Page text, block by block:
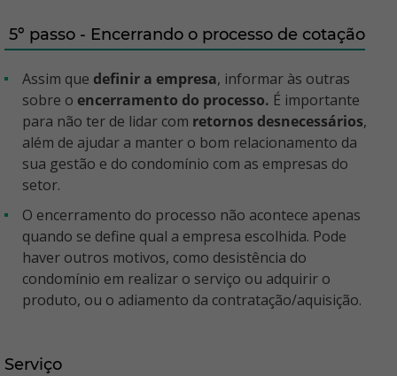
5º passo - Encerrando o processo de cotação
Assim que definir a empresa, informar às outras
sobre o encerramento do processo. É importante
para não ter de lidar com retornos desnecessários,
além de ajudar a manter o bom relacionamento da
sua gestão e do condomínio com as empresas do
setor.
O encerramento do processo não acontece apenas
quando se define qual a empresa escolhida. Pode
haver outros motivos, como desistência do
condomínio em realizar o serviço ou adquirir o
produto, ou o adiamento da contratação/aquisição.
Serviço